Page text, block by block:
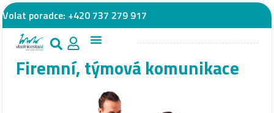
Volat poradce: +420 737 279 917
Firemní, týmová komunikace